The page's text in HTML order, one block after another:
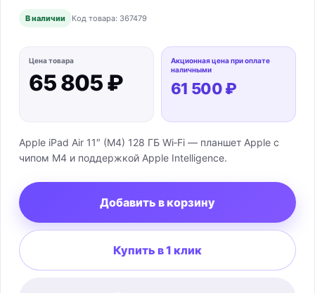
В наличии Код товара: 367479
Цена товара
65 805 ₽
Акционная цена при оплате
наличными
61 500 ₽
Apple iPad Air 11″ (M4) 128 ГБ Wi‑Fi — планшет Apple с
чипом M4 и поддержкой Apple Intelligence.
Добавить в корзину
Купить в 1 клик